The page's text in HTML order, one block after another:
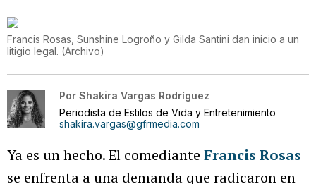
Francis Rosas, Sunshine Logroño y Gilda Santini dan inicio a un
litigio legal. (Archivo)
Por Shakira Vargas Rodríguez
Periodista de Estilos de Vida y Entretenimiento
shakira.vargas@gfrmedia.com
Ya es un hecho. El comediante Francis Rosas
se enfrenta a una demanda que radicaron en